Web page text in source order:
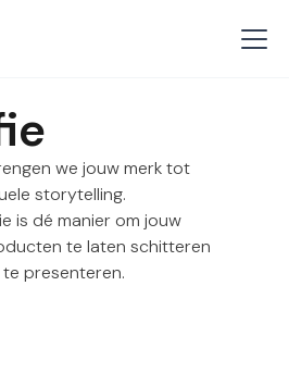
we jouw merk tot
storytelling.
is dé manier om jouw
te laten schitteren
presenteren.